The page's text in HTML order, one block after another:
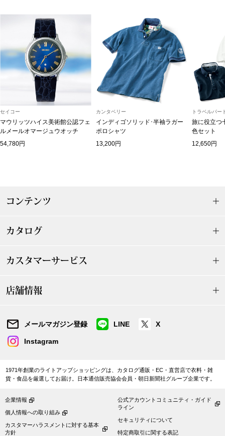
和装小物
その他
【特集】ゆっ
【特集】〈ロ
アルパカ混ニ
セイコー
マウリッツハイス美術館公認フェ
ルメールオマージュウオッチ
54,780円
カンタベリー
インディゴソリッド･半袖ラガー
ポロシャツ
13,200円
トラベルパー
旅に役立つ
色セット
12,650円
コンテンツ
カタログ
カスタマーサービス
店舗情報
メールマガジン登録 LINE X
Instagram
1971年創業のライトアップショッピングは、カタログ通販・EC・直営店で衣料・雑
貨・食品を厳選してお届け。日本通信販売協会会員・朝日新聞社グループ企業です。
企業情報
個人情報への取り組み
カスタマーハラスメントに対する基本
方針
公式アカウントコミュニティ・ガイド
ライン
セキュリティについて
特定商取引に関する表記